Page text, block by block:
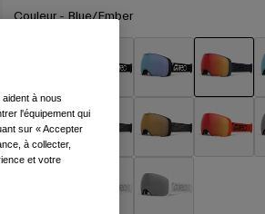
Couleur -Blue/Ember
à nous
l'équipement qui
sur « Accepter
à collecter,
et votre